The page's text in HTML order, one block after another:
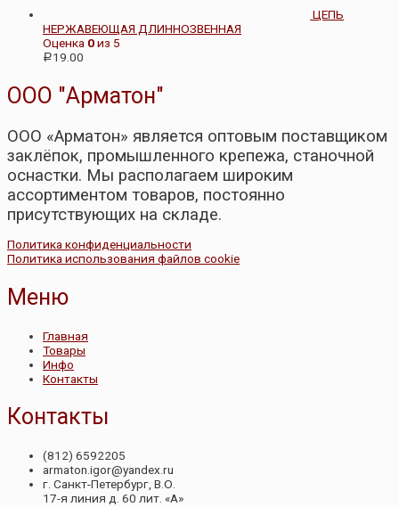
ЦЕПЬ
НЕРЖАВЕЮЩАЯ ДЛИННОЗВЕННАЯ
Оценка 0из 5
Р 19.00
ООО "Арматон"
ООО «Арматон» является оптовым поставщиком
заклёпок, промышленного крепежа, станочной
оснастки. Мы располагаем широким
ассортиментом товаров, постоянно
присутствующих на складе.
Политика конфиденциальности
Политика использования файлов cookie
Меню
Главная
Товары
Инфо
Контакты
Контакты
(812) 6592205
armaton.igor@yandex.ru
г. Санкт-Петербург, В.О.
17-я линия д. 60 лит. «А»